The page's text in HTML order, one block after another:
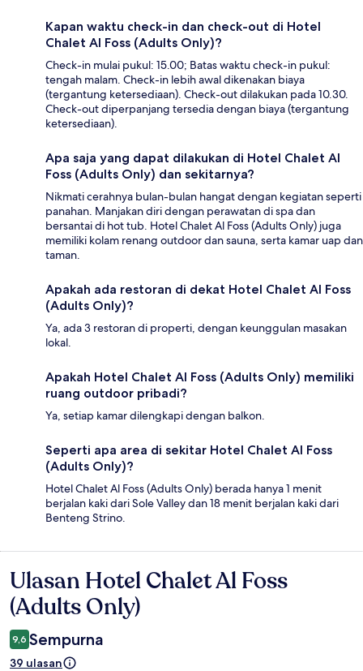
Kapan waktu check-in dan check-out di Hotel
Chalet Al Foss (Adults Only)?
Check-in mulai pukul: 15.00; Batas waktu check-in pukul:
tengah malam. Check-in lebih awal dikenakan biaya
(tergantung ketersediaan). Check-out dilakukan pada 10.30.
Check-out diperpanjang tersedia dengan biaya (tergantung
ketersediaan).
Apa saja yang dapat dilakukan di Hotel Chalet Al
Foss (Adults Only) dan sekitarnya?
Nikmati cerahnya bulan-bulan hangat dengan kegiatan seperti
panahan. Manjakan diri dengan perawatan di spa dan
bersantai di hot tub. Hotel Chalet Al Foss (Adults Only) juga
memiliki kolam renang outdoor dan sauna, serta kamar uap dan
taman.
Apakah ada restoran di dekat Hotel Chalet Al Foss
(Adults Only)?
Ya, ada 3 restoran di properti, dengan keunggulan masakan
lokal.
Apakah Hotel Chalet Al Foss (Adults Only) memiliki
ruang outdoor pribadi?
Ya, setiap kamar dilengkapi dengan balkon.
Seperti apa area di sekitar Hotel Chalet Al Foss
(Adults Only)?
Hotel Chalet Al Foss (Adults Only) berada hanya 1 menit
berjalan kaki dari Sole Valley dan 18 menit berjalan kaki dari
Benteng Strino.
Ulasan
Ulasan Hotel Chalet Al Foss
(Adults Only)
9,6 Sempurna
39 ulasan